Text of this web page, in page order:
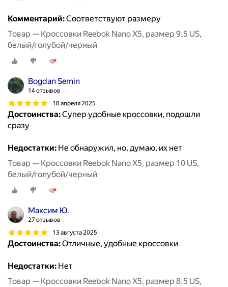
Комментарий:Соответствуют размеру
Товар — Кроссовки Reebok Nano X5, размер 9,5 US,
белый/голубой/черный
Bogdan Semin
14 отзывов
18 апреля 2025
Достоинства:Супер удобные кроссовки, подошли
сразу
Недостатки: Не обнаружил, но, думаю, их нет
Товар — Кроссовки Reebok Nano X5, размер 10 US,
белый/голубой/черный
Максим Ю.
27 отзывов
13 августа 2025
Достоинства:Отличные, удобные кроссовки
Недостатки: Нет
Товар — Кроссовки Reebok Nano X5, размер 8,5 US,